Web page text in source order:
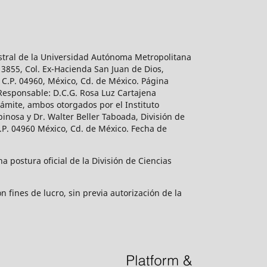
de la Universidad Autónoma Metropolitana
Col. Ex-Hacienda San Juan de Dios,
04960, México, Cd. de México. Página
D.C.G. Rosa Luz Cartajena
ambos otorgados por el Instituto
y Dr. Walter Beller Taboada, División de
04960 México, Cd. de México. Fecha de
postura oficial de la División de Ciencias
fines de lucro, sin previa autorización de la